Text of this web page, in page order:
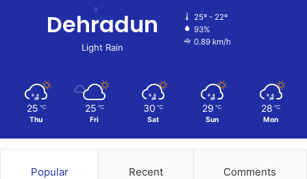
Dehradun
Light Rain
25º - 22º
93%
0.89 km/h
25 ℃
Thu
25 ℃
Fri
30 ℃
Sat
29 ℃
Sun
28 ℃
Mon
Popular Recent Comments